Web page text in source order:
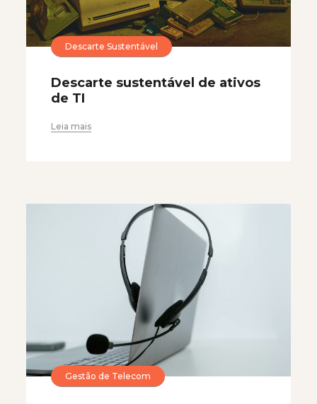
Descarte Sustentável
Descarte sustentável de ativos
de TI
Leia mais
Gestão de Telecom